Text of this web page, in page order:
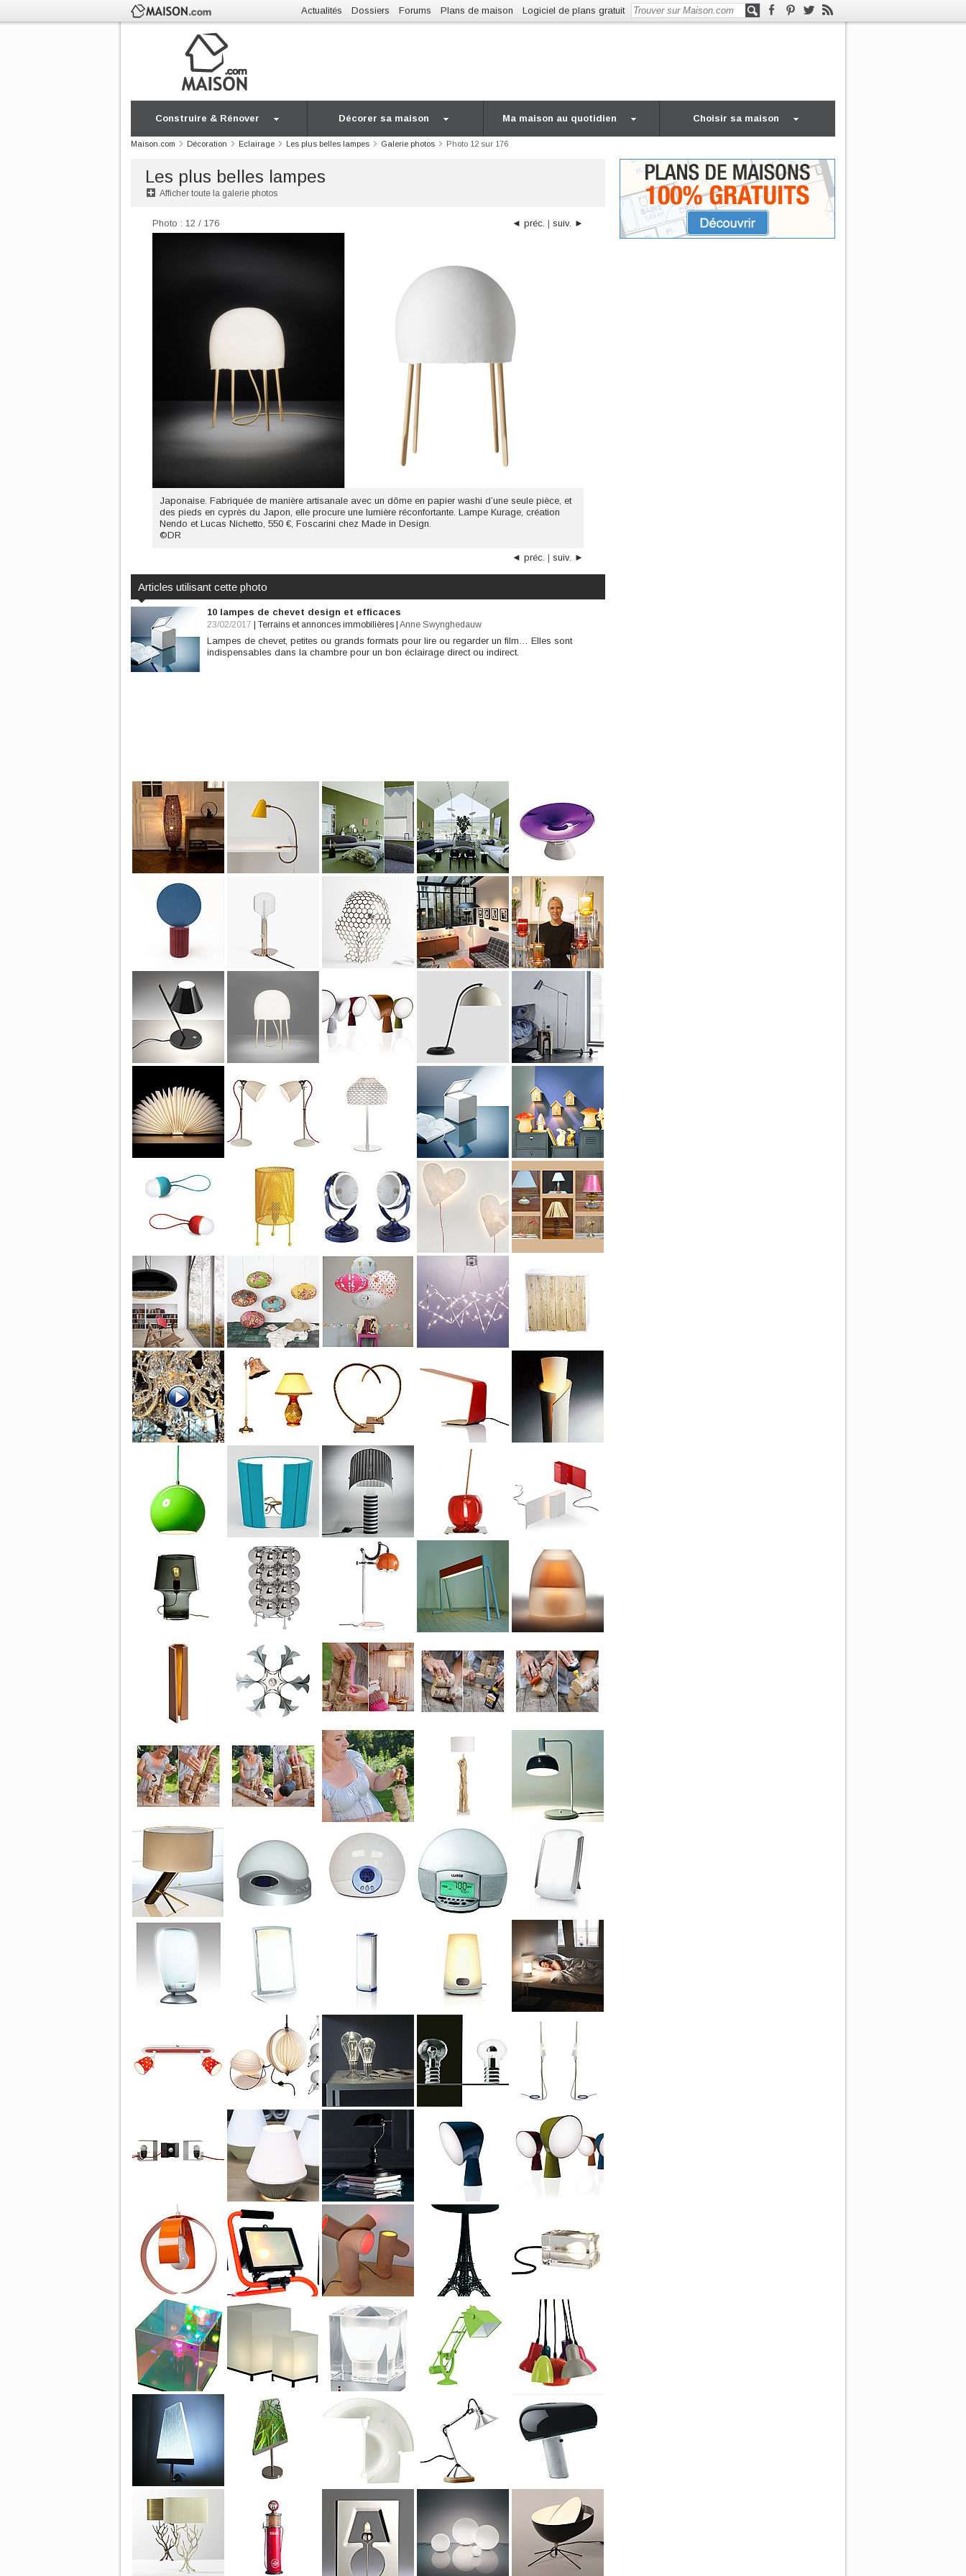
Actualités Dossiers Forums Plans de maison Logiciel de plans gratuit
Construire & Rénover Décorer sa maison Ma maison au quotidien Choisir sa maison
Maison.com Décoration Eclairage Les plus belles lampes Galerie photos Photo 12 sur 176
Les plus belles lampes
Afficher toute la galerie photos
◄ préc. | suiv. ►
Photo : 12 / 176
Japonaise. Fabriquée de manière artisanale avec un dôme en papier washi d’une seule pièce, et
des pieds en cyprès du Japon, elle procure une lumière réconfortante. Lampe Kurage, création
Nendo et Lucas Nichetto, 550 €, Foscarini chez Made in Design.
©DR
◄ préc. | suiv. ►
Articles utilisant cette photo
10 lampes de chevet design et efficaces
23/02/2017 Terrains et annonces immobilières Anne Swynghedauw
Lampes de chevet, petites ou grands formats pour lire ou regarder un film… Elles sont
indispensables dans la chambre pour un bon éclairage direct ou indirect.